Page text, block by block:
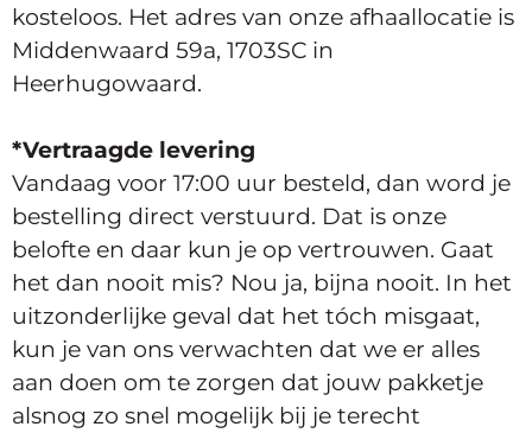
kosteloos. Het adres van onze afhaallocatie is
Middenwaard 59a, 1703SC in
Heerhugowaard.
*Vertraagde levering
Vandaag voor 17:00 uur besteld, dan word je
bestelling direct verstuurd. Dat is onze
belofte en daar kun je op vertrouwen. Gaat
het dan nooit mis? Nou ja, bijna nooit. In het
uitzonderlijke geval dat het tóch misgaat,
kun je van ons verwachten dat we er alles
aan doen om te zorgen dat jouw pakketje
alsnog zo snel mogelijk bij je terecht